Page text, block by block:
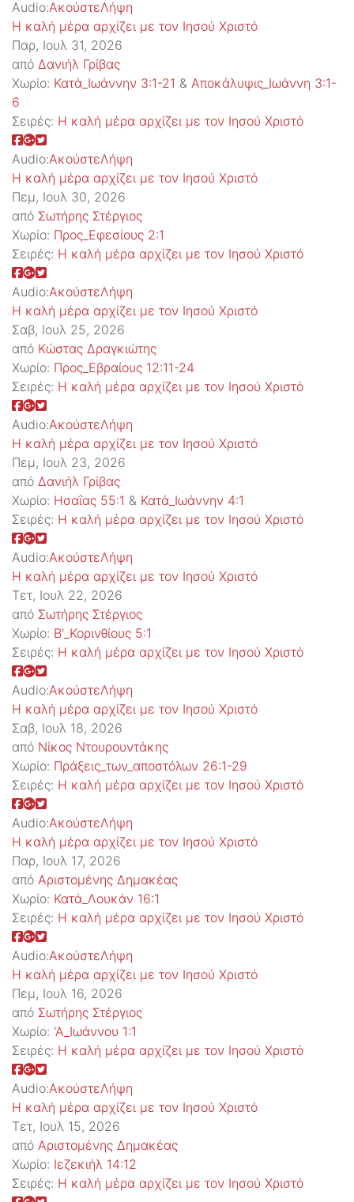
Audio:ΑκούστεΛήψη
Η καλή μέρα αρχίζει με τον Ιησού Χριστό
Παρ, Ιουλ 31, 2026
από Δανιήλ Γρίβας
Χωρίο: Κατά_Ιωάννην 3:1-21 & Αποκάλυψις_Ιωάννη 3:1-
6
Σειρές: Η καλή μέρα αρχίζει με τον Ιησού Χριστό
Audio:ΑκούστεΛήψη
Η καλή μέρα αρχίζει με τον Ιησού Χριστό
Πεμ, Ιουλ 30, 2026
από Σωτήρης Στέργιος
Χωρίο: Προς_Εφεσίους 2:1
Σειρές: Η καλή μέρα αρχίζει με τον Ιησού Χριστό
Audio:ΑκούστεΛήψη
Η καλή μέρα αρχίζει με τον Ιησού Χριστό
Σαβ, Ιουλ 25, 2026
από Κώστας Δραγκιώτης
Χωρίο: Προς_Εβραίους 12:11-24
Σειρές: Η καλή μέρα αρχίζει με τον Ιησού Χριστό
Audio:ΑκούστεΛήψη
Η καλή μέρα αρχίζει με τον Ιησού Χριστό
Πεμ, Ιουλ 23, 2026
από Δανιήλ Γρίβας
Χωρίο: Ησαΐας 55:1 & Κατά_Ιωάννην 4:1
Σειρές: Η καλή μέρα αρχίζει με τον Ιησού Χριστό
Audio:ΑκούστεΛήψη
Η καλή μέρα αρχίζει με τον Ιησού Χριστό
Τετ, Ιουλ 22, 2026
από Σωτήρης Στέργιος
Χωρίο: Β'_Κορινθίους 5:1
Σειρές: Η καλή μέρα αρχίζει με τον Ιησού Χριστό
Audio:ΑκούστεΛήψη
Η καλή μέρα αρχίζει με τον Ιησού Χριστό
Σαβ, Ιουλ 18, 2026
από Νίκος Ντουρουντάκης
Χωρίο: Πράξεις_των_αποστόλων 26:1-29
Σειρές: Η καλή μέρα αρχίζει με τον Ιησού Χριστό
Audio:ΑκούστεΛήψη
Η καλή μέρα αρχίζει με τον Ιησού Χριστό
Παρ, Ιουλ 17, 2026
από Αριστομένης Δημακέας
Χωρίο: Κατά_Λουκάν 16:1
Σειρές: Η καλή μέρα αρχίζει με τον Ιησού Χριστό
Audio:ΑκούστεΛήψη
Η καλή μέρα αρχίζει με τον Ιησού Χριστό
Πεμ, Ιουλ 16, 2026
από Σωτήρης Στέργιος
Χωρίο: 'Α_Ιωάννου 1:1
Σειρές: Η καλή μέρα αρχίζει με τον Ιησού Χριστό
Audio:ΑκούστεΛήψη
Η καλή μέρα αρχίζει με τον Ιησού Χριστό
Τετ, Ιουλ 15, 2026
από Αριστομένης Δημακέας
Χωρίο: Ιεζεκιήλ 14:12
Σειρές: Η καλή μέρα αρχίζει με τον Ιησού Χριστό